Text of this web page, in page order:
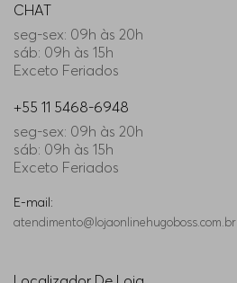
CHAT
seg-sex: 09h às 20h
sáb: 09h às 15h
Exceto Feriados
+55 11 5468-6948
seg-sex: 09h às 20h
sáb: 09h às 15h
Exceto Feriados
E-mail:
atendimento@lojaonlinehugoboss.com.br